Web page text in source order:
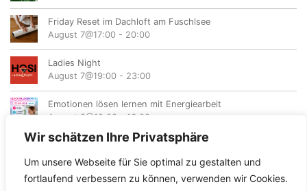
Wir schätzen Ihre Privatsphäre
Um unsere Webseite für Sie optimal zu gestalten und
fortlaufend verbessern zu können, verwenden wir Cookies.
Friday Reset im Dachloft am Fuschlsee
August 7@17:00 - 20:00
Ladies Night
August 7@19:00 - 23:00
Emotionen lösen lernen mit Energiearbeit
August 8@10:00
16:00